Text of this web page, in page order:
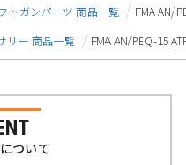
トガンパーツ 商品一覧
FMA AN/
リー 商品一覧 FMA AN/PEQ-15
ついて